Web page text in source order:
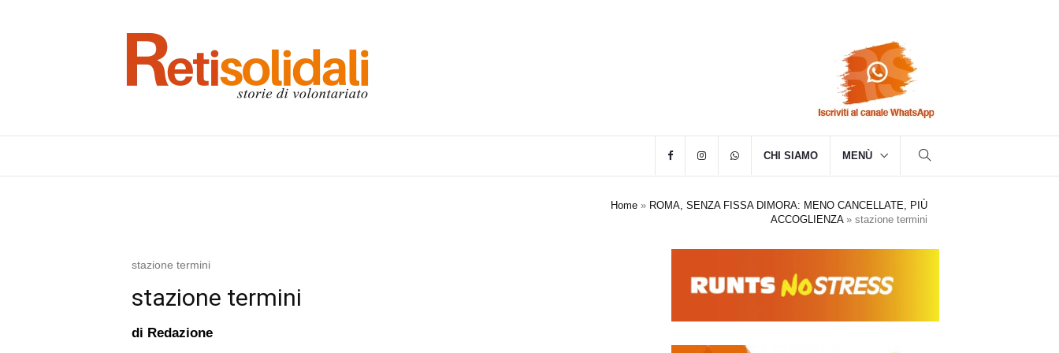
CHI SIAMO MENÙ
Home » ROMA, SENZA FISSA DIMORA: MENO CANCELLATE, PIÙ
ACCOGLIENZA» stazione termini
stazione termini
stazione termini
di Redazione